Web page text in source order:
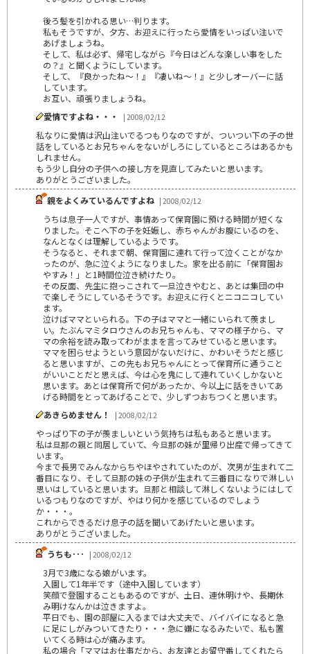
後ろ髪を引かれる思い…判ります。
私もそうですが、夕方、お迎えに行ったら愛情をいっぱい注いで
あげましょうね。
そして、私は必ず、帰宅しながら『今日はどんな楽しい事をした
の？』と聞くようにしています。
そして、『良かったね～！』『凄いね～！』と少しオーバーに話
しています。
お互い、頑張りましょうね。
愛情ですよね・・・
| 2008/02/12
私なりに愛情は沢山注いでるつもりなのですが、ついつい下の子の世
話をしているとお兄ちゃんをないがしろにしているところはあるかも
しれません。
もう少し自分の子供への接し方を見直してみたいと思います。
ありがとうございました。
親をよくみているんですよね | 2008/02/12
うちは息子一人ですが、事情あって保育園に預ける時間が短くな
りました。そこへ下の子を妊娠し、赤ちゃんがお腹にいるのを、
なんとなくは理解しているようです。
そうなると、それまで朝、保育園に連れて行って泣くことがなか
ったのが、急に泣くようになりました。家を出る前に「保育園お
やすみ！」と1時間位泣き続けたり。
その反面、先生に抱っこされて一旦泣きやむと、あとは集団の中
で楽しそうにしているそうです。お迎えに行くとニコニコしてい
ます。
泣けばママといられる。下の子はママと一緒にいられて羨まし
い。たぶんマミタロウさんのお兄ちゃんも、ママの様子から、マ
マの余裕を読み取ってわがままを言ってみせていると思います。
ママを困らせようという意図がないだけに、かわいそうだと感じ
ると思いますが、この先もお兄ちゃんにとって保育所に通うこと
がいいことだと思えば、今は心を鬼にして連れていくしかないと
思います。あとは保育所で何があったか、今以上に話をきいてあ
げる時間をとってあげることで、少しずつおちつくと思います。
あきらめません！
| 2008/02/12
やっぱり下の子が羨ましいという気持ちは私もあると思います。
私は旦那の親と同居していて、今旦那の妹が里帰り出産で帰ってきて
います。
今まで長男でみんなからちやほやされていたのが、次男が生まれて二
番目になり、そして旦那の妹の子供が生まれて三番目になりで淋しい
思いはしていると思います。旦那と相談して淋しくないようにはして
いるつもりなのですが、やはり何かを感じているのでしょう
か・・・。
これからできるだけ息子の話を聞いてあげたいと思います。
ありがとうございました。
うちも･･･
| 2008/02/12
3月で3歳になる娘がいます。
入園して1年半です（途中入園しています）
笑顔で登園することもあるのですが、土日、連休明けや、長期休
み明けなんかは泣きますよ。
平日でも、園の部屋に入るまでは大丈夫で、バイバイになると急
に足にしがみついてきたり・・・急に嫌になるみたいで、私も置
いてくる時は心が痛みます。
私の場合「ママはお仕事だから、お友達とお留守番してくれたら